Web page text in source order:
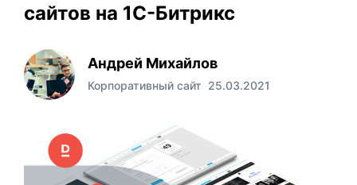
сайтов на 1С-Битрикс
Андрей Михайлов
Корпоративный сайт 25.03.2021